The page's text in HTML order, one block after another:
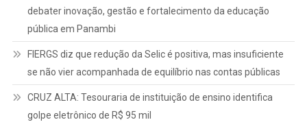
debater inovação, gestão e fortalecimento da educação
pública em Panambi
FIERGS diz que redução da Selic é positiva, mas insuficiente
se não vier acompanhada de equilíbrio nas contas públicas
CRUZ ALTA: Tesouraria de instituição de ensino identifica
golpe eletrônico de R$ 95 mil